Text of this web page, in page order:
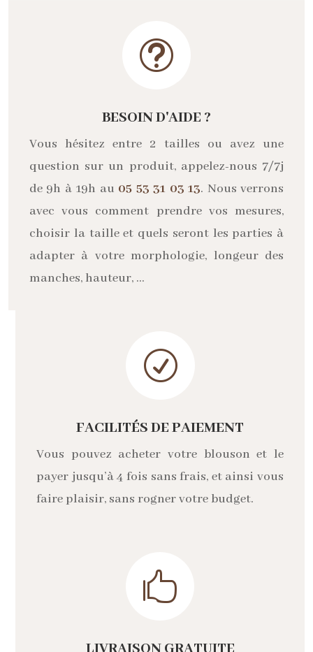
t
BESOIN D'AIDE ?
Vous hésitez entre 2 tailles ou avez une
question sur un produit, appelez-nous 7/7j
de 9h à 19h au 05 53 31 03 13. Nous verrons
avec vous comment prendre vos mesures,
choisir la taille et quels seront les parties à
adapter à votre morphologie, longeur des
manches, hauteur, …
R
FACILITÉS DE PAIEMENT
Vous pouvez acheter votre blouson et le
payer jusqu’à 4 fois sans frais, et ainsi vous
faire plaisir, sans rogner votre budget.
